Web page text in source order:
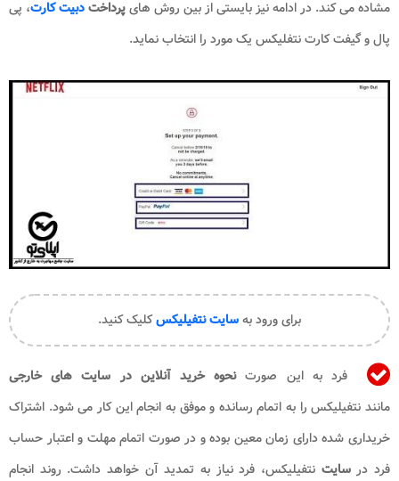
مشاده می کند. در ادامه نیز بایستی از بین روش هایپرداختدبیت کارت، پی
پال و گیفت کارت نتفلیکس یک مورد را انتخاب نماید.
برای ورود بهسایت نتفیلیکسکلیک کنید.
فرد به این صورتنحوه خرید آنلاین در سایت های خارجی
مانند نتفیلیکس را به اتمام رسانده و موفق به انجام این کار می شود. اشتراک
خریداری شده دارای زمان معین بوده و در صورت اتمام مهلت و اعتبار حساب
فرد درسایت نتفیلیکس، فرد نیاز به تمدید آن خواهد داشت. روند انجام